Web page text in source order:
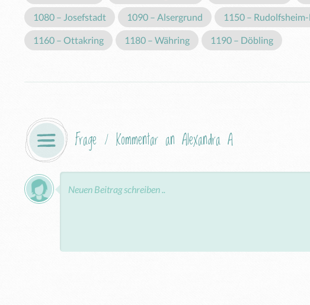
1080 – Josefstadt 1090 – Alsergrund 1150 –
1160 – Ottakring 1180 – Währing 1190 – Döbling
Frage / Kommentar an Alexandra A